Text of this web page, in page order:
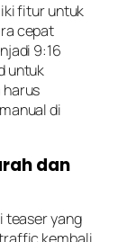
fitur untuk
cepat
9:16
untuk
di
dan
teaser yang